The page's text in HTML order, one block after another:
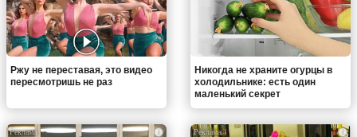
Ржу не переставая, это видео
пересмотришь не раз
Никогда не храните огурцы в
холодильнике: есть один
маленький секрет
i i